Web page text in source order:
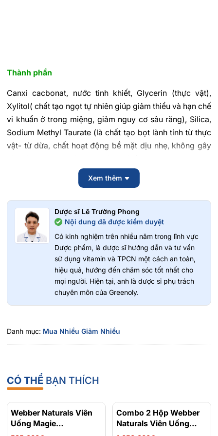
Thành phần
Canxi cacbonat, nước tinh khiết, Glycerin (thực vật),
Xylitol( chất tạo ngọt tự nhiên giúp giảm thiểu và hạn chế
vi khuẩn ở trong miệng, giảm nguy cơ sâu răng), Silica,
Sodium Methyl Taurate (là chất tạo bọt lành tính từ thực
vật- từ dừa, chất hoạt động bề mặt dịu nhẹ, không gây
Phosphate Dihydrate, Bạc Hà, Cỏ ngọt, hương thơm
(Chiết xuất thảo dược tự nhiên*), tinh dầu bạc hàl, tinh
dầu tràm trà chứng nhận hữu cơ, Magnesium Hydroxide,
Potassium Chloride.
* Các thảo dược tự nhiên gồm: Tinh dầu bạc hà, tinh dầu
khuynh diệp, bạch đậu khấu, cần tây, cây thì là, cây mùi,
cây hương thảo và cây xô thơm, tinh dầu họ chanh
Xem thêm
Dược sĩ Lê Trường Phong
Nội dung đã được kiểm duyệt
Có kinh nghiệm trên nhiều năm trong lĩnh vực
Dược phẩm, là dược sĩ hướng dẫn và tư vấn
sử dụng vitamin và TPCN một cách an toàn,
hiệu quả, hướng đến chăm sóc tốt nhất cho
mọi người. Hiện tại, anh là dược sĩ phụ trách
chuyên môn của Greenoly.
Danh mục: Mua Nhiều Giảm Nhiều
CÓ THỂ BẠN THÍCH
- 15%
Webber Naturals Viên
Uống Magie
Magnesium
- 23%
Combo 2 Hộp Webber
Naturals Viên Uống
Magie Dễ Dàng Hấp